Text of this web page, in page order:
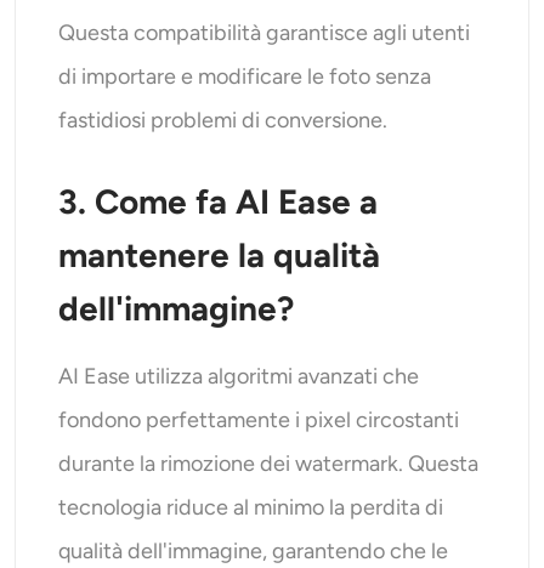
Questa compatibilità garantisce agli utenti
di importare e modificare le foto senza
fastidiosi problemi di conversione.
3. Come fa AI Ease a
mantenere la qualità
dell'immagine?
AI Ease utilizza algoritmi avanzati che
fondono perfettamente i pixel circostanti
durante la rimozione dei watermark. Questa
tecnologia riduce al minimo la perdita di
qualità dell'immagine, garantendo che le